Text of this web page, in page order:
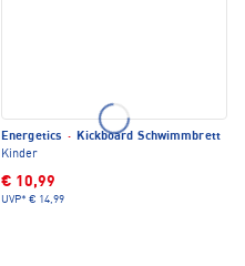
Energetics · Kickboard Schwimmbrett
Kinder
€ 10,99
UVP* € 14,99